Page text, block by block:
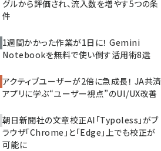
グルから評価され、流入数を増やす5つの条
件
1週間かかった作業が1日に！ Gemini
Notebookを無料で使い倒す活用術8選
アクティブユーザーが2倍に急成長！ JA共済
アプリに学ぶ“ユーザー視点”のUI/UX改善
朝日新聞社の文章校正AI「Typoless」がブ
ラウザ「Chrome」と「Edge」上でも校正が
可能に